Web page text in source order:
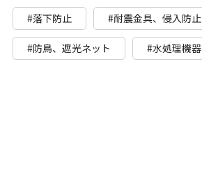
#落下防止 #耐震金具、侵入防止
#防鳥、遮光ネット #水処理機器